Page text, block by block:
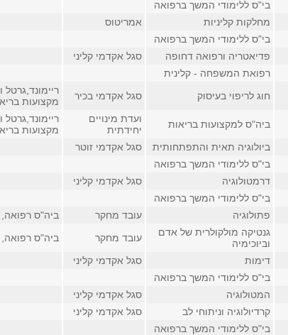
בי"ס ללימודי המשך ברפואה
מחלקות קליניות אמריטוס
בי"ס ללימודי המשך ברפואה
פדיאטריה ורפואה דחופה
סגל אקדמי קליני
רפואת המשפחה - קלינית
חוג לריפוי בעיסוק סגל אקדמי בכיר
ריימונד,גרטל
מקצועות
ביה"ס למקצועות בריאות
ועדת מינויים
יחידתית
ריימונד,גרטל
מקצועות
ביולוגיה תאית והתפתחותית
סגל אקדמי זוטר
בי"ס ללימודי המשך ברפואה
דרמטולוגיה
סגל אקדמי קליני
בי"ס ללימודי המשך ברפואה
פתולוגיה עובד מחקר
ביה"ס רפואה,
גנטיקה מולקולרית של אדם
וביוכימיה
עובד מחקר
ביה"ס רפואה,
דימות
סגל אקדמי קליני
בי"ס ללימודי המשך ברפואה
המטולוגיה סגל אקדמי קליני
קרדיולוגיה וניתוחי לב סגל אקדמי קליני
בי"ס ללימודי המשך ברפואה